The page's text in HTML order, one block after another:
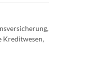
Kreditwesen,